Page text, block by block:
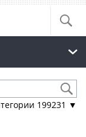
199231 ▼